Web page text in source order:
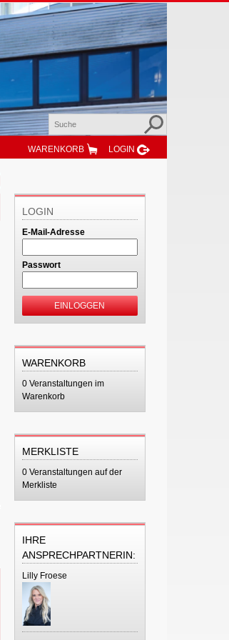
WARENKORB LOGIN
LOGIN
E-Mail-Adresse
Passwort
EINLOGGEN
WARENKORB
0 Veranstaltungen im
Warenkorb
MERKLISTE
0 Veranstaltungen auf der
Merkliste
IHRE
ANSPRECHPARTNERIN:
Lilly Froese